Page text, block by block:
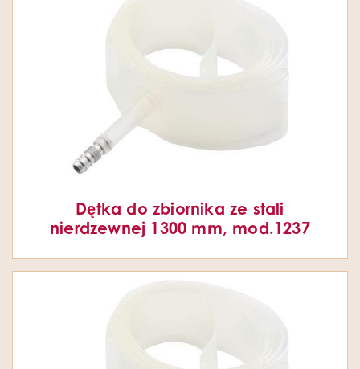
Dętka do zbiornika ze stali
nierdzewnej 1300 mm, mod.1237